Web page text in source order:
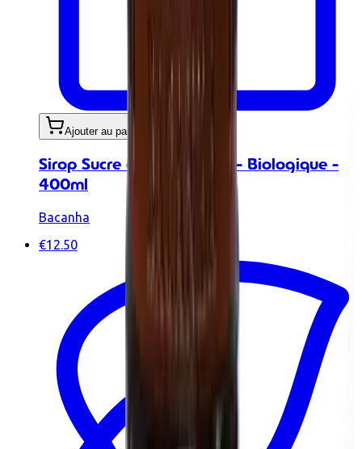
Ajouter au panier
Sirop Sucre de Canne Brut - Biologique -
400ml
Bacanha
€12.50